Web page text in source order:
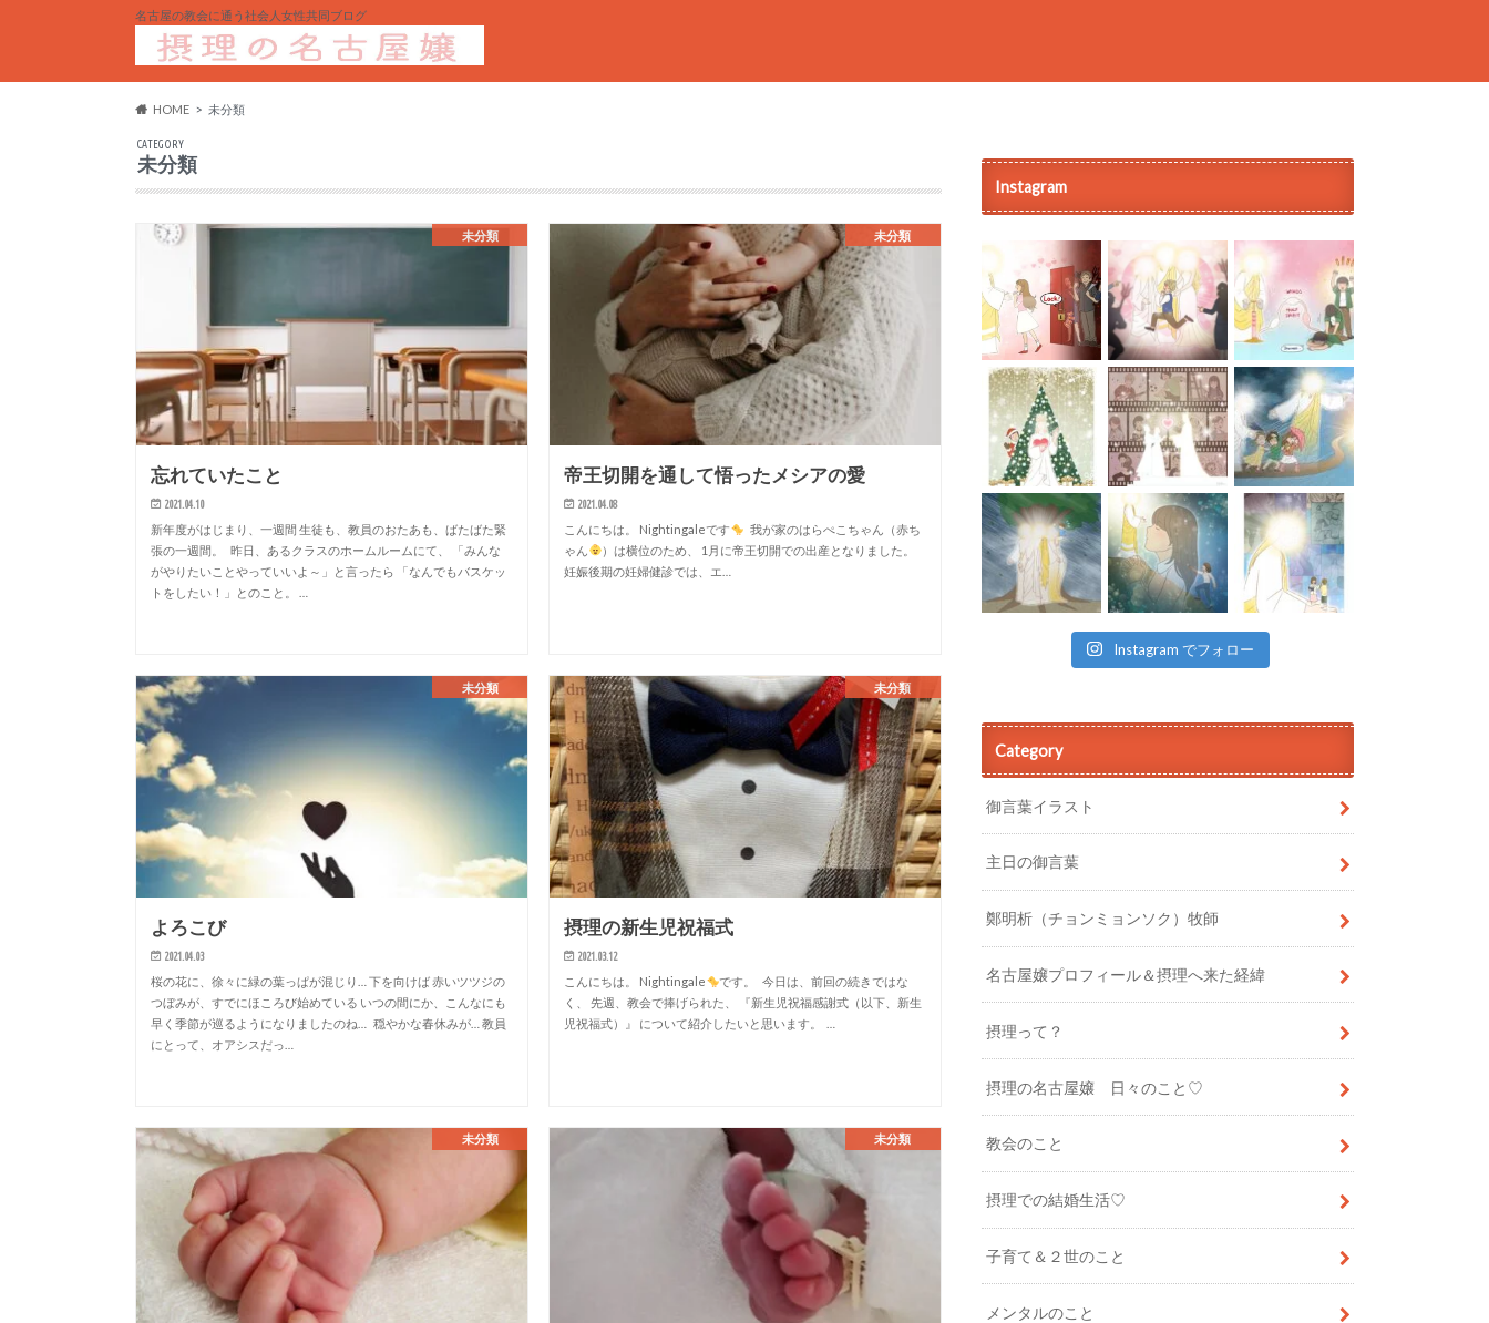
名古屋の教会に通う社会人女性共同ブログ
HOME 未分類
CATEGORY
未分類
未分類
忘れていたこと
2021.04.10
新年度がはじまり、一週間 生徒も、教員のおたあも、ばたばた緊
張の一週間。 昨日、あるクラスのホームルームにて、 「みんな
がやりたいことやっていいよ～」と言ったら 「なんでもバスケッ
トをしたい！」とのこと。 …
未分類
帝王切開を通して悟ったメシアの愛
2021.04.08
こんにちは。 Nightingaleです
我が家のはらぺこちゃん（赤ち
ゃん
）は横位のため、 1月に帝王切開での出産となりました。
妊娠後期の妊婦健診では、エ…
未分類
よろこび
2021.04.03
桜の花に、徐々に緑の葉っぱが混じり… 下を向けば 赤いツツジの
つぼみが、すでにほころび始めている いつの間にか、こんなにも
早く季節が巡るようになりましたのね… 穏やかな春休みが… 教員
にとって、オアシスだっ…
未分類
摂理の新生児祝福式
2021.03.12
こんにちは。 Nightingale
です。 今日は、前回の続きではな
く、 先週、教会で捧げられた、 『新生児祝福感謝式（以下、新生
児祝福式）』 について紹介したいと思います。 …
未分類 未分類
Instagram
Instagram でフォロー
Category
御言葉イラスト
主日の御言葉
鄭明析（チョンミョンソク）牧師
名古屋嬢プロフィール＆摂理へ来た経緯
摂理って？
摂理の名古屋嬢 日々のこと♡
教会のこと
摂理での結婚生活♡
子育て＆２世のこと
メンタルのこと